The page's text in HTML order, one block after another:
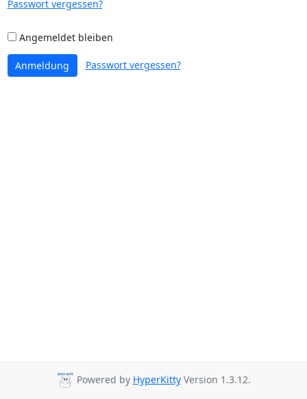
Passwort vergessen?
Angemeldet bleiben
Anmeldung Passwort vergessen?
Powered by HyperKittyVersion 1.3.12.